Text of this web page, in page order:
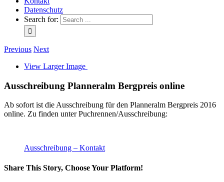
Datenschutz
Search for:
Previous Next
View Larger Image
Ausschreibung Planneralm Bergpreis online
Ab sofort ist die Ausschreibung für den Planneralm Bergpreis 2016
online. Zu finden unter Puchrennen/Ausschreibung:
Ausschreibung – Kontakt
Share This Story, Choose Your Platform!